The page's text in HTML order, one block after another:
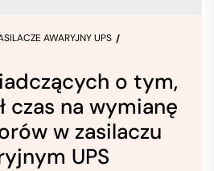
AWARYJNY UPS
o tym,
czas na wymianę
w zasilaczu
UPS